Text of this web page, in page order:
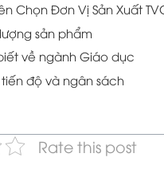
Chọn Đơn Vị Sản Xuất
sản phẩm
về ngành Giáo dục
độ và ngân sách
Rate this post